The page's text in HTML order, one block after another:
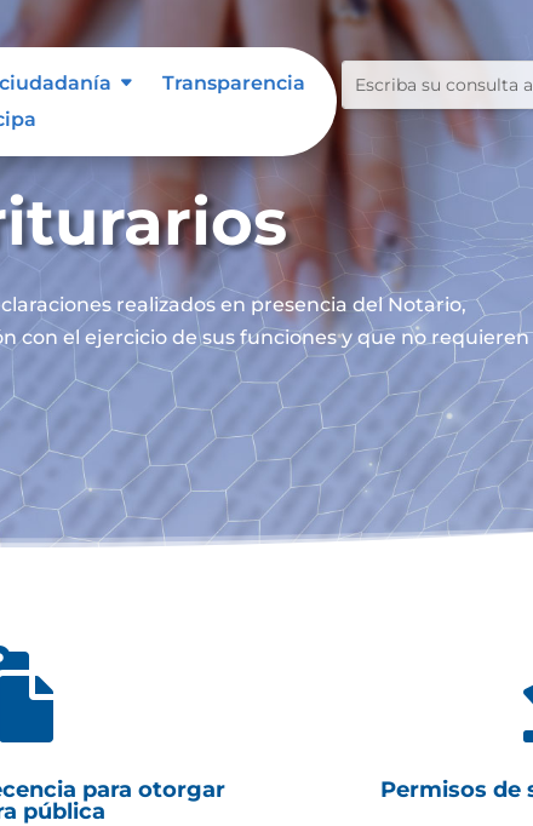
Transparencia
realizados en presencia del Notario,
con el ejercicio de sus funciones y que no requieren
para otorgar
pública
Permisos de